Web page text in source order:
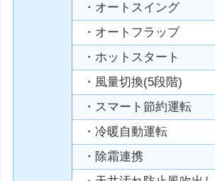
・オートスイング
・オートフラップ
・ホットスタート
・風量切換(5段階)
・スマート節約運転
・冷暖自動運転
・除霜連携